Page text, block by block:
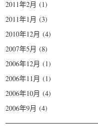
2011年2月 (1)
2011年1月 (3)
2010年12月 (4)
2007年5月 (8)
2006年12月 (1)
2006年11月 (1)
2006年10月 (4)
2006年9月 (4)